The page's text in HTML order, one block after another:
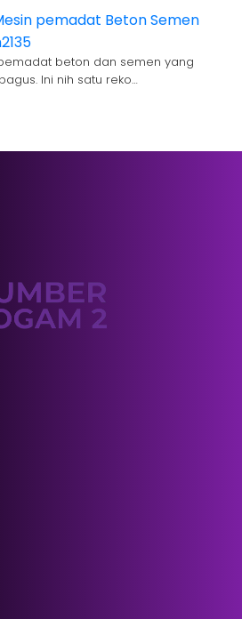
pemadat Beton Semen
beton dan semen yang
Ini nih satu reko…